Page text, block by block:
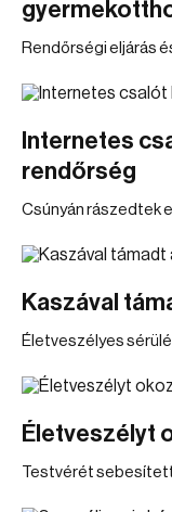
Rendőrségi eljárás
Internetes
rendőrség
Csúnyán rászedtek
Kaszával
Életveszélyes
Életveszélyt
Testvérét